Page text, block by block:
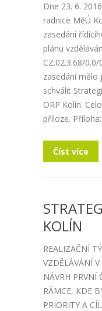
Dne 23. 6.
radnice MěÚ
zasedání
plánu
CZ.02.3.68/
zasedání
schválit
ORP Kolín.
příloze.
Číst více
KOLÍN
REALIZAČNÍ
VZDĚLÁVÁNÍ
NÁVRH PRVNÍ
RÁMCE, KDE
PRIORITY A